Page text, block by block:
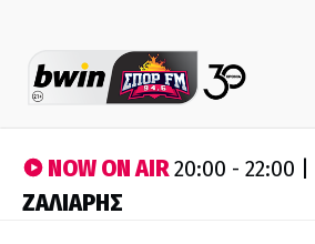
NOW ON AIR20:00 - 22:00 |
ΖΑΛΙΑΡΗΣ